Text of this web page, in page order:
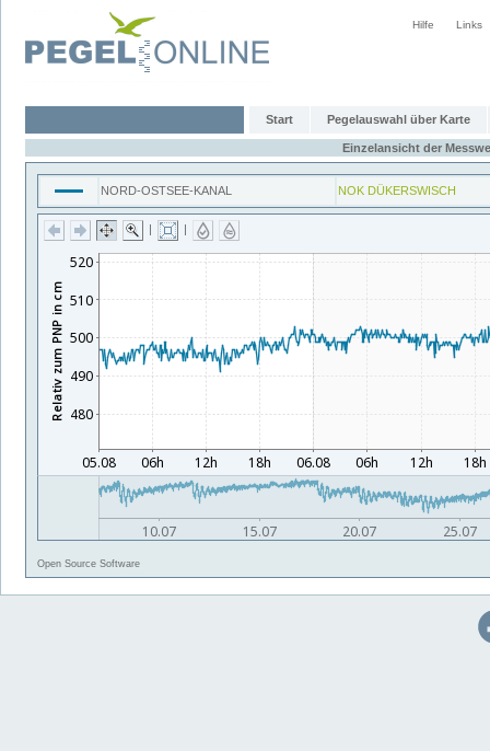
Hilfe Links
Start Pegelauswahl über Karte
Einzelansicht der
NORD-OSTSEE-KANAL NOK DÜKERSWISCH
| |
Open Source Software